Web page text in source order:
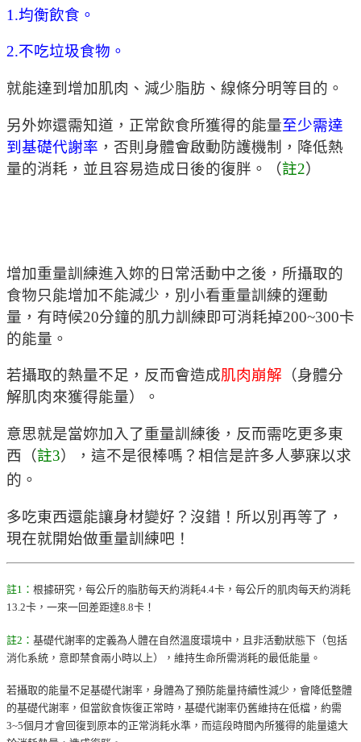
1.均衡飲食。
2.不吃垃圾食物。
就能達到增加肌肉、減少脂肪、線條分明等目的。
另外妳還需知道，正常飲食所獲得的能量至少需達
到基礎代謝率 ，否則身體會啟動防護機制，降低熱
量的消耗，並且容易造成日後的復胖。（註2）
增加重量訓練進入妳的日常活動中之後，所攝取的
食物只能增加不能減少，別小看重量訓練的運動
量，有時候20分鐘的肌力訓練即可消耗掉200~300卡
的能量。
若攝取的熱量不足，反而會造成肌肉崩解 （身體分
解肌肉來獲得能量）。
意思就是當妳加入了重量訓練後，反而需吃更多東
西（註3），這不是很棒嗎？相信是許多人夢寐以求
的。
多吃東西還能讓身材變好？沒錯！所以別再等了，
現在就開始做重量訓練吧！
註1 ： 根據研究，每公斤的脂肪每天約消耗4.4卡，每公斤的肌肉每天約消耗
13.2卡，一來一回差距達8.8卡！
註2 ： 基礎代謝率的定義為人體在自然溫度環境中，且非活動狀態下（包括
消化系統，意即禁食兩小時以上），維持生命所需消耗的最低能量。
若攝取的能量不足基礎代謝率，身體為了預防能量持續性減少，會降低整體
的基礎代謝率，但當飲食恢復正常時，基礎代謝率仍舊維持在低檔，約需
3~5個月才會回復到原本的正常消耗水準，而這段時間內所獲得的能量遠大